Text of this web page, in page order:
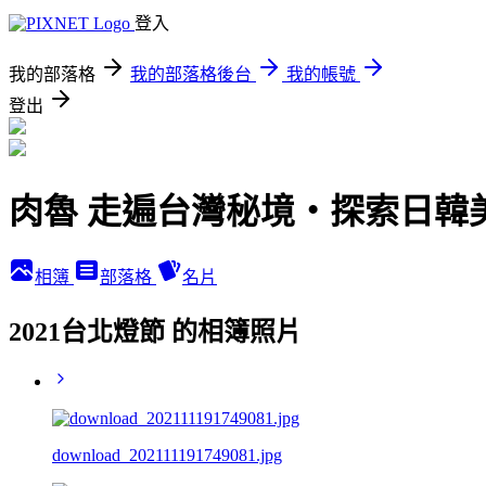
登入
我的部落格 我的部落格後台
我的帳號
登出
肉魯 走遍台灣秘境・探索日韓
相簿 部落格 名片
2021台北燈節 的相簿照片
download_202111191749081.jpg